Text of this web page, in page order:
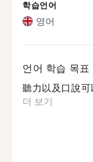
학습언어
영어
언어 학습 목표
聽力以及口說可
더 보기